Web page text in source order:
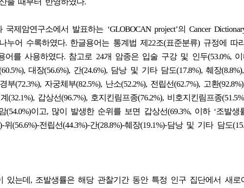
제암연구소에서 발표하는 ‘GLOBOCAN project’의 Cancer
누어 수록하였다. 한글용어는 통계법 제22조(표준분류) 규정에 따
어를 사용하였다. 참고로 24개 암종은 입술 구강 및 인두(53.0%, 이
대장(56.6%), 간(24.6%), 담낭 및 기타 담도(17.8%), 췌장
부(72.3%), 자궁체부(82.5%), 난소(52.2%), 전립선(62.7%), 고환
(32.1%), 갑상선(96.7%), 호지킨림프종(76.2%), 비호지킨림프종
(54.0%)이고, 많이 발생한 순위를 보면 갑상선(69.3%, 이하 ‘조발생
위(56.6%)-전립선(44.3%)-간(28.8%)-췌장(19.1%)-담낭 및 기타 담도
있는데, 조발생률은 해당 관찰기간 동안 특정 인구 집단에서 새로